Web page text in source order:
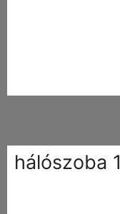
hálószoba 1